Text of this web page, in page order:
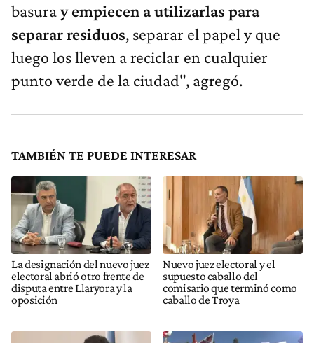
basuray empiecen a utilizarlas para
separar residuos, separar el papel y que
luego los lleven a reciclar en cualquier
punto verde de la ciudad", agregó.
TAMBIÉN TE PUEDE INTERESAR
La designación del nuevo juez
electoral abrió otro frente de
disputa entre Llaryora y la
oposición
Nuevo juez electoral y el
supuesto caballo del
comisario que terminó como
caballo de Troya